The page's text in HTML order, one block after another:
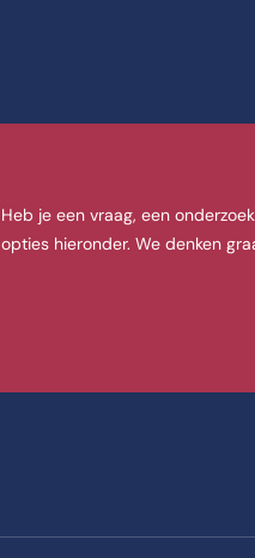
Heb je een vraag, een
opties hieronder. We denken